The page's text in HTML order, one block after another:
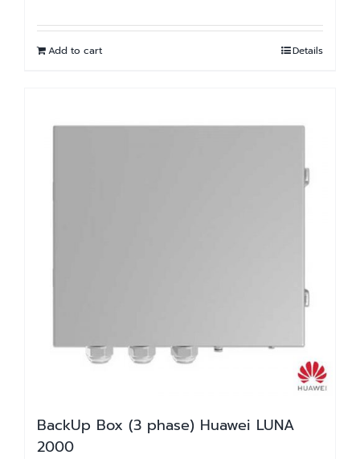
Add to cart Details
BackUp Box (3 phase) Huawei LUNA
2000